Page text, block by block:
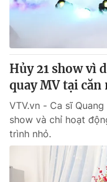
Giấy phép hoạt động
cấp ngày 29/12/2023
Phó Tổng Biên tập:
Nguyễn Trọng Ninh
Tổng đài VTV:024.38
Email: toasoan@vtv.vn
Liên hệ quảng cáo:
Hủy 21 show vì
quay MV tại
VTV.vn - Ca sĩ
show và chỉ hoạt
trình nhỏ.